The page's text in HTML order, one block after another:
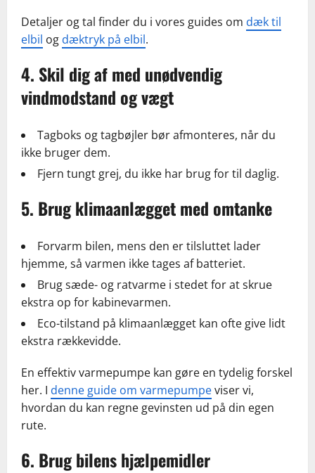
Detaljer og tal finder du i vores guides om dæk til
elbil og dæktryk på elbil.
4. Skil dig af med unødvendig
vindmodstand og vægt
Tagboks og tagbøjler bør afmonteres, når du
ikke bruger dem.
Fjern tungt grej, du ikke har brug for til daglig.
5. Brug klimaanlægget med omtanke
Forvarm bilen, mens den er tilsluttet lader
hjemme, så varmen ikke tages af batteriet.
Brug sæde- og ratvarme i stedet for at skrue
ekstra op for kabinevarmen.
Eco-tilstand på klimaanlægget kan ofte give lidt
ekstra rækkevidde.
En effektiv varmepumpe kan gøre en tydelig forskel
her. I denne guide om varmepumpeviser vi,
hvordan du kan regne gevinsten ud på din egen
rute.
6. Brug bilens hjælpemidler